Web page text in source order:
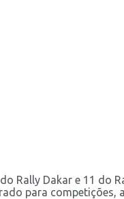
Rally Dakar e 11 do
para competições,